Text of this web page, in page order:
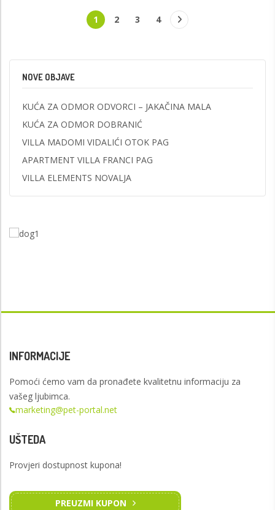
1 2 3 4
NOVE OBJAVE
KUĆA ZA ODMOR ODVORCI – JAKAČINA MALA
KUĆA ZA ODMOR DOBRANIĆ
VILLA MADOMI VIDALIĆI OTOK PAG
APARTMENT VILLA FRANCI PAG
VILLA ELEMENTS NOVALJA
INFORMACIJE
Pomoći ćemo vam da pronađete kvalitetnu informaciju za
vašeg ljubimca.
marketing@pet-portal.net
UŠTEDA
Provjeri dostupnost kupona!
PREUZMI KUPON